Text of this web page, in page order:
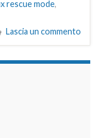
rescue mode,
Lascia un commento